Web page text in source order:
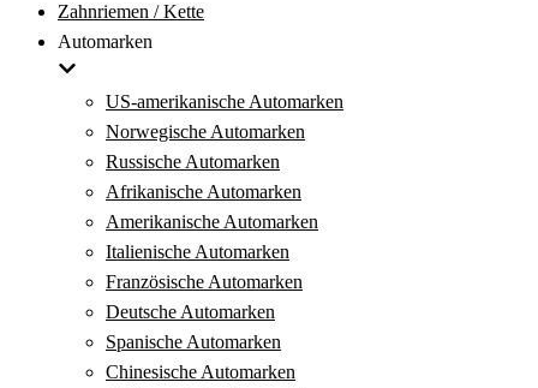
Zahnriemen / Kette
Automarken
US-amerikanische Automarken
Norwegische Automarken
Russische Automarken
Afrikanische Automarken
Amerikanische Automarken
Italienische Automarken
Französische Automarken
Deutsche Automarken
Spanische Automarken
Chinesische Automarken